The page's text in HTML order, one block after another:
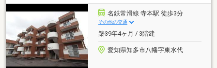
名鉄常滑線 寺本駅 徒歩3分
その他の交通
築39年4ヶ月 / 3階建
愛知県知多市八幡字東水代